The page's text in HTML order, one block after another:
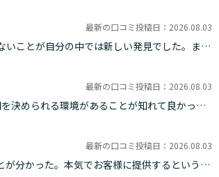
最新の口コミ投稿日：2026.08.03
ことが自分の中では新しい発見でした。ま
最新の口コミ投稿日：2026.08.03
決められる環境があることが知れて良かっ
最新の口コミ投稿日：2026.08.03
分かった。本気でお客様に提供するという気